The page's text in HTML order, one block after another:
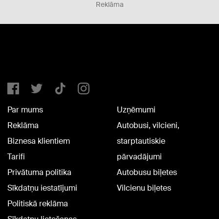
Reklāma
Par mums
Reklāma
Biznesa klientiem
Tarifi
Privātuma politika
Sīkdatņu iestatījumi
Politiskā reklāma
Uzņēmumi
Autobusi, vilcieni,
starptautiskie
pārvadājumi
Autobusu biļetes
Vilcienu biļetes